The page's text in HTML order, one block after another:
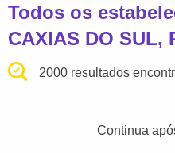
Todos os
CAXIAS DO SUL,
2000 resultados
Continua